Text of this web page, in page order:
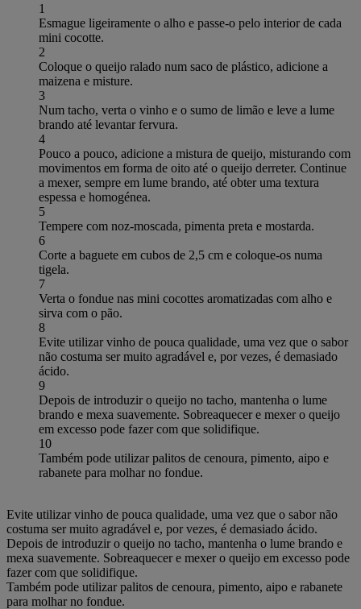
1
Esmague ligeiramente o alho e passe-o pelo interior de cada
mini cocotte.
2
Coloque o queijo ralado num saco de plástico, adicione a
maizena e misture.
3
Num tacho, verta o vinho e o sumo de limão e leve a lume
brando até levantar fervura.
4
Pouco a pouco, adicione a mistura de queijo, misturando com
movimentos em forma de oito até o queijo derreter. Continue
a mexer, sempre em lume brando, até obter uma textura
espessa e homogénea.
5
Tempere com noz-moscada, pimenta preta e mostarda.
6
Corte a baguete em cubos de 2,5 cm e coloque-os numa
tigela.
7
Verta o fondue nas mini cocottes aromatizadas com alho e
sirva com o pão.
8
Evite utilizar vinho de pouca qualidade, uma vez que o sabor
não costuma ser muito agradável e, por vezes, é demasiado
ácido.
9
Depois de introduzir o queijo no tacho, mantenha o lume
brando e mexa suavemente. Sobreaquecer e mexer o queijo
em excesso pode fazer com que solidifique.
10
Também pode utilizar palitos de cenoura, pimento, aipo e
rabanete para molhar no fondue.
Evite utilizar vinho de pouca qualidade, uma vez que o sabor não
costuma ser muito agradável e, por vezes, é demasiado ácido.
Depois de introduzir o queijo no tacho, mantenha o lume brando e
mexa suavemente. Sobreaquecer e mexer o queijo em excesso pode
fazer com que solidifique.
Também pode utilizar palitos de cenoura, pimento, aipo e rabanete
para molhar no fondue.